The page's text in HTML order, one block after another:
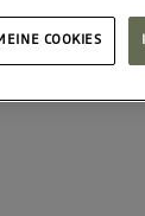
COOKIES